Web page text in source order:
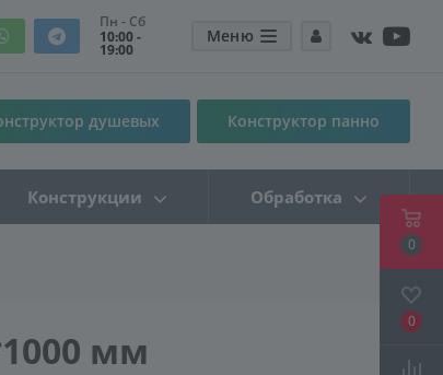
Пн - Сб
10:00 -
19:00
Меню
душевых Конструктор панно
Конструкции Обработка
мм
0
0